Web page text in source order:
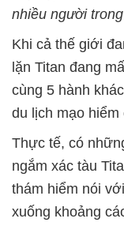
nhiều người
Khi cả thế giới
lặn Titan đang
cùng 5 hành
du lịch mạo
Thực tế, có
ngắm xác tàu
thám hiểm nói
xuống khoảng